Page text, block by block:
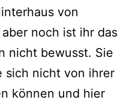
von
noch ist ihr das
nicht bewusst. Sie
sich nicht von ihrer
können und hier